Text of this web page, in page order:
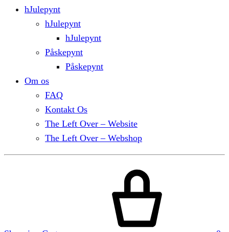
hJulepynt
hJulepynt
hJulepynt
Påskepynt
Påskepynt
Om os
FAQ
Kontakt Os
The Left Over – Website
The Left Over – Webshop